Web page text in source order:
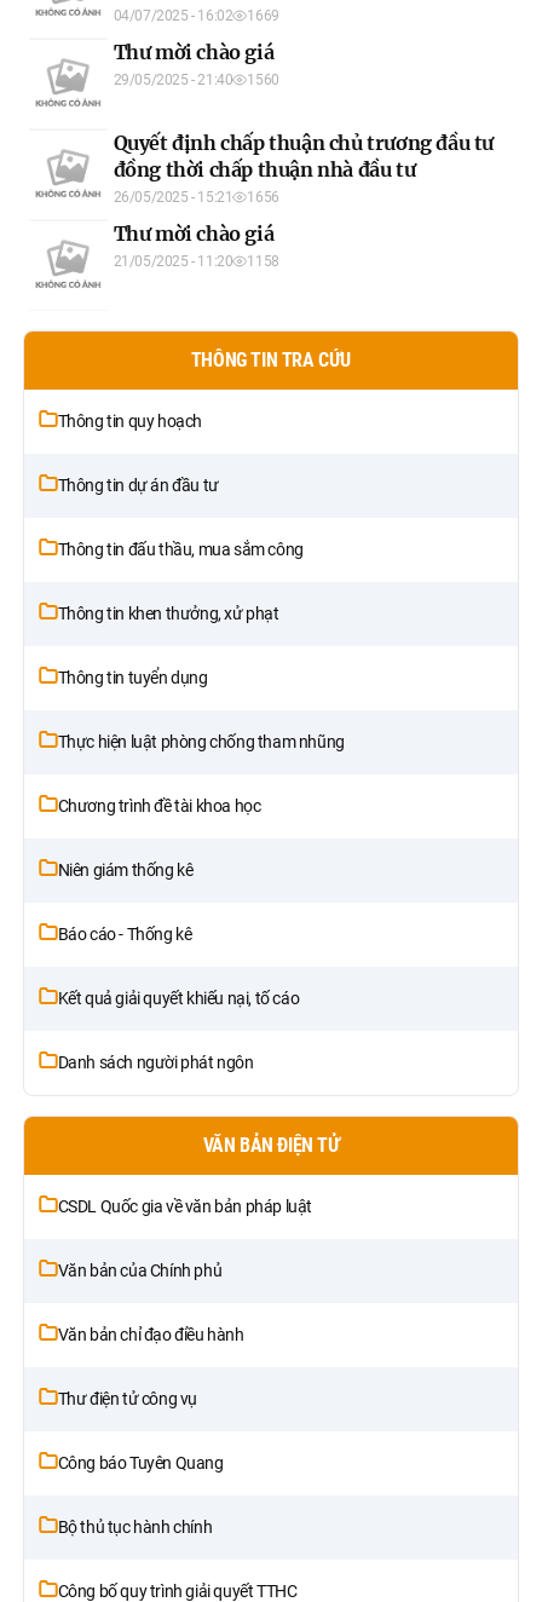
04/07/2025 - 16:02 1669
Thư mời chào giá
29/05/2025 - 21:40 1560
Quyết định chấp thuận chủ trương đầu tư
đồng thời chấp thuận nhà đầu tư
26/05/2025 - 15:21 1656
Thư mời chào giá
21/05/2025 - 11:20 1158
THÔNG TIN TRA CỨU
Thông tin quy hoạch
Thông tin dự án đầu tư
Thông tin đấu thầu, mua sắm công
Thông tin khen thưởng, xử phạt
Thông tin tuyển dụng
Thực hiện luật phòng chống tham nhũng
Chương trình đề tài khoa học
Niên giám thống kê
Báo cáo - Thống kê
Kết quả giải quyết khiếu nại, tố cáo
Danh sách người phát ngôn
VĂN BẢN ĐIỆN TỬ
CSDL Quốc gia về văn bản pháp luật
Văn bản của Chính phủ
Văn bản chỉ đạo điều hành
Thư điện tử công vụ
Công báo Tuyên Quang
Bộ thủ tục hành chính
Công bố quy trình giải quyết TTHC